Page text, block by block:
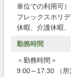
単位での利用可
フレックスホリ
休暇、介護休暇
勤務時間
＜勤務時間＞
9:00～17:30 （所